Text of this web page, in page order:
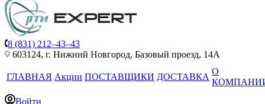
8 (831) 212–43–43
603124, г. Нижний Новгород, Базовый проезд, 14А
ГЛАВНАЯ Акции ПОСТАВЩИКИ ДОСТАВКА
О
Войти